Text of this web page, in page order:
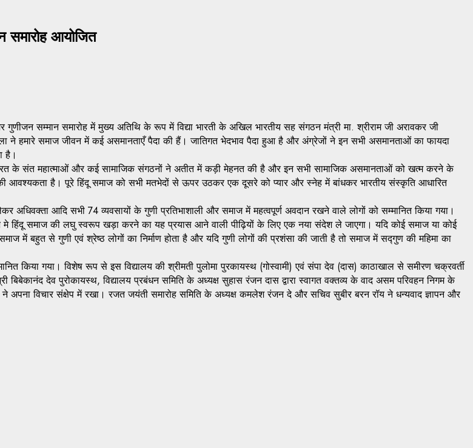
समारोह आयोजित
सम्मान समारोह में मुख्य अतिथि के रूप में विद्या भारती के अखिल भारतीय सह संगठन मंत्री मा. श्रीराम जी अरावकर जी
ने हमारे समाज जीवन में कई असमानताएँ पैदा की हैं। जातिगत भेदभाव पैदा हुआ है और अंग्रेजों ने इन सभी असमानताओं का फायदा
है।
के संत महात्माओं और कई सामाजिक संगठनों ने अतीत में कड़ी मेहनत की है और इन सभी सामाजिक असमानताओं को खत्म करने के
आवश्यकता है। पूरे हिंदू समाज को सभी मतभेदों से ऊपर उठकर एक दूसरे को प्यार और स्नेह में बांधकर भारतीय संस्कृति आधारित
आदि सभी 74 व्यवसायों के गुणी प्रतिभाशाली और समाज में महत्वपूर्ण अवदान रखने वाले लोगों को सम्मानित किया गया।
समाज की लघु स्वरूप खड़ा करने का यह प्रयास आने वाली पीढ़ियों के लिए एक नया संदेश ले जाएगा। यदि कोई समाज या कोई
में बहुत से गुणी एवं श्रेष्ठ लोगों का निर्माण होता है और यदि गुणी लोगों की प्रशंसा की जाती है तो समाज में सद्गुण की महिमा का
किया गया। विशेष रूप से इस विद्यालय की श्रीमती पुलोमा पुरकायस्थ (गोस्वामी) एवं संपा देव (दास) काठाखाल से समीरण चक्रवर्ती
देव पुरोकायस्थ, विद्यालय प्रबंधन समिति के अध्यक्ष सुहास रंजन दास द्वारा स्वागत वक्तव्य के वाद असम परिवहन निगम के
ने अपना विचार संक्षेप में रखा। रजत जयंती समारोह समिति के अध्यक्ष कमलेश रंजन दे और सचिव सुबीर बरन रॉय ने धन्यवाद ज्ञापन और